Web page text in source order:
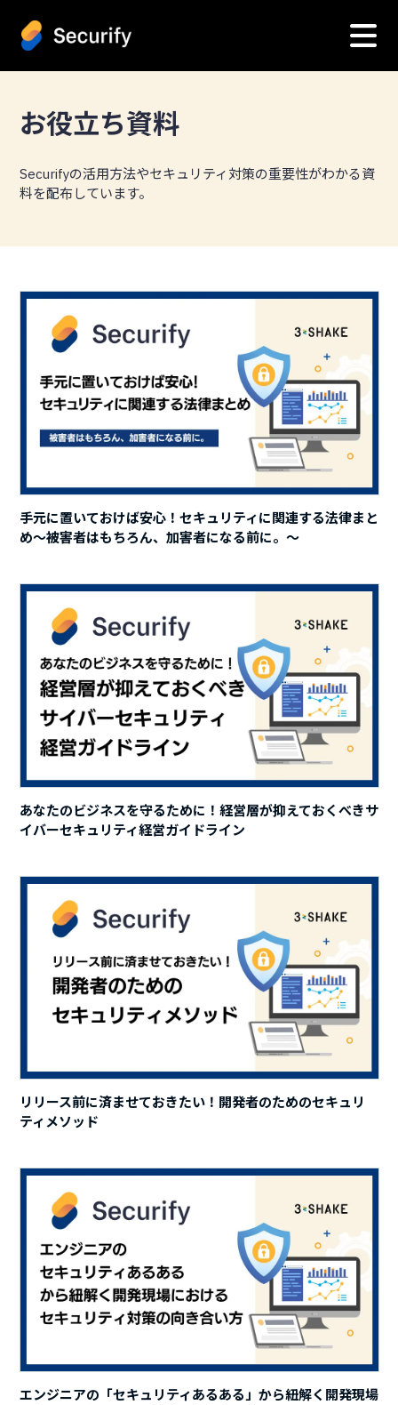
お役立ち資料
Securifyの活用方法やセキュリティ対策の重要性がわかる資
料を配布しています。
手元に置いておけば安心！セキュリティに関連する法律まと
め～被害者はもちろん、加害者になる前に。～
あなたのビジネスを守るために！経営層が抑えておくべきサ
イバーセキュリティ経営ガイドライン
リリース前に済ませておきたい！開発者のためのセキュリ
ティメソッド
エンジニアの「セキュリティあるある」から紐解く開発現場